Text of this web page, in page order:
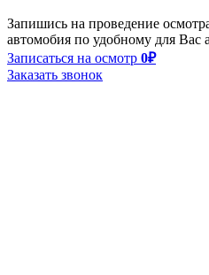
Запишись на проведение
автомобия по удобному для Вас
Записаться на осмотр 0₽
Заказать звонок